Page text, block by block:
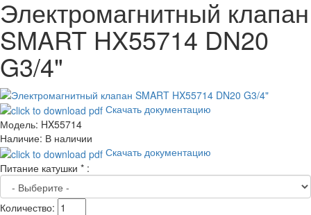
Электромагнитный клапан
SMART HX55714 DN20
G3/4"
Скачать документацию
Модель: HX55714
Наличие: В наличии
Скачать документацию
Питание катушки * :
Количество: